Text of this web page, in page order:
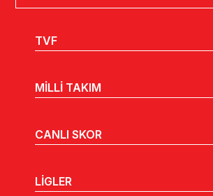
TVF
MİLLİ TAKIM
CANLI SKOR
LİGLER